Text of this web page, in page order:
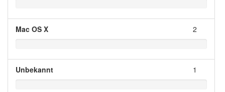
Mac OS X 2
Unbekannt 1